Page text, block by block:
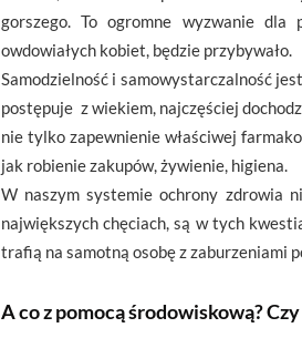
gorszego. To ogromne wyzwanie dla
owdowiałych kobiet, będzie przybywało.
Samodzielność i samowystarczalność
postępuje z wiekiem, najczęściej
nie tylko zapewnienie właściwej
jak robienie zakupów, żywienie, higiena.
W naszym systemie ochrony zdrowia
największych chęciach, są w tych
trafią na samotną osobę z zaburzeniami
A co z pomocą środowiskową?